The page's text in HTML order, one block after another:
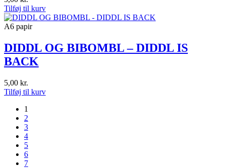
Tilføj til kurv
A6 papir
DIDDL OG BIBOMBL – DIDDL IS
BACK
5,00 kr.
Tilføj til kurv
1
2
3
4
5
6
7